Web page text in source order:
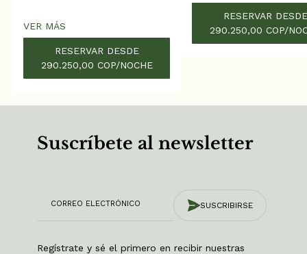
VER MÁS
RESERVAR DESDE
290.250,00 COP/NOCHE
RESERVAR DESDE
290.250,00 COP/
Suscríbete al newsletter
SUSCRIBIRSE
Regístrate y sé el primero en recibir nuestras